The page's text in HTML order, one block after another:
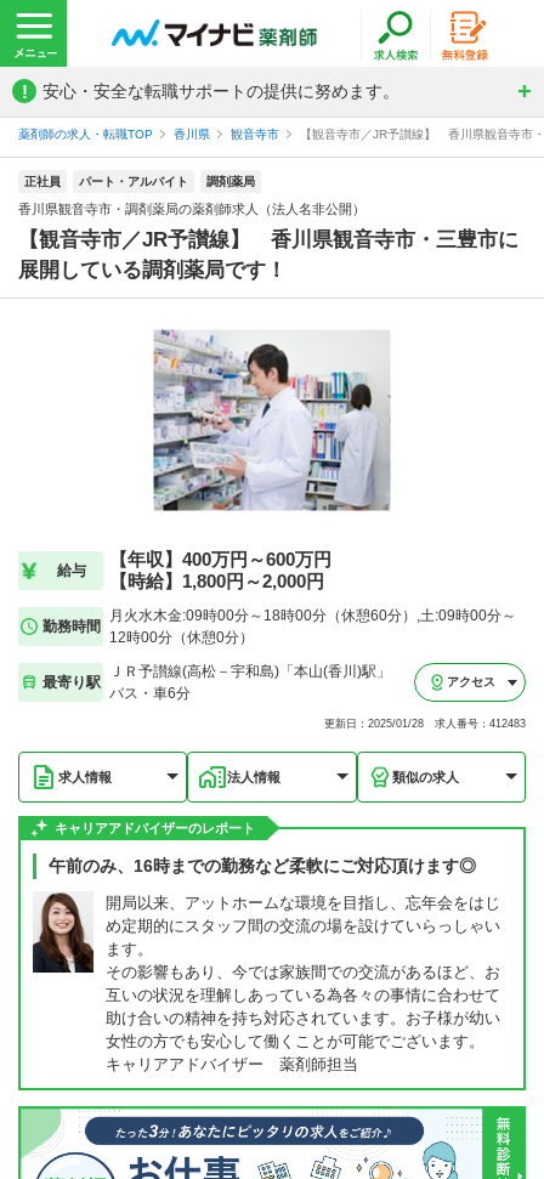
! 安心・安全な転職サポートの提供に努めます。
薬剤師の求人・転職TOP 香川県 観音寺市 【観音寺市／JR予讃線】 香川県観音寺市
正社員 パート・アルバイト 調剤薬局
香川県観音寺市・調剤薬局の薬剤師求人（法人名非公開）
【観音寺市／JR予讃線】 香川県観音寺市・三豊市に
展開している調剤薬局です！
給与
【年収】400万円～600万円
【時給】1,800円～2,000円
勤務時間
月火水木金:09時00分～18時00分（休憩60分）,土:09時00分～
12時00分（休憩0分）
最寄り駅
ＪＲ予讃線(高松－宇和島)「本山(香川)駅」
バス・車6分
アクセス
更新日：2025/01/28 求人番号：412483
求人情報 法人情報 類似の求人
キャリアアドバイザーのレポート
午前のみ、16時までの勤務など柔軟にご対応頂けます◎
開局以来、アットホームな環境を目指し、忘年会をはじ
め定期的にスタッフ間の交流の場を設けていらっしゃい
ます。
その影響もあり、今では家族間での交流があるほど、お
互いの状況を理解しあっている為各々の事情に合わせて
助け合いの精神を持ち対応されています。お子様が幼い
女性の方でも安心して働くことが可能でございます。
キャリアアドバイザー 薬剤師担当